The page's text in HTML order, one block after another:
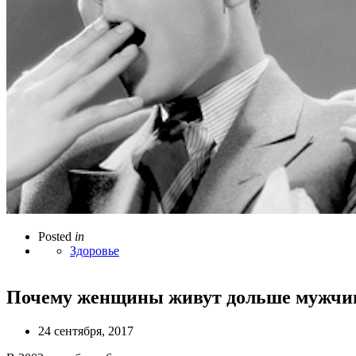
Posted in
Здоровье
Почему женщины живут дольше
24 сентября, 2017